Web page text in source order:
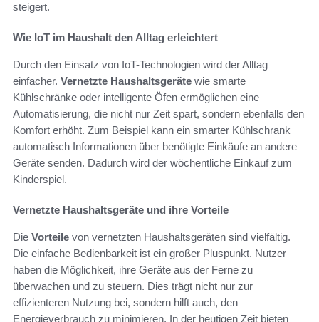
steigert.
Wie IoT im Haushalt den Alltag erleichtert
Durch den Einsatz von IoT-Technologien wird der Alltag
einfacher. Vernetzte Haushaltsgeräte wie smarte
Kühlschränke oder intelligente Öfen ermöglichen eine
Automatisierung, die nicht nur Zeit spart, sondern ebenfalls den
Komfort erhöht. Zum Beispiel kann ein smarter Kühlschrank
automatisch Informationen über benötigte Einkäufe an andere
Geräte senden. Dadurch wird der wöchentliche Einkauf zum
Kinderspiel.
Vernetzte Haushaltsgeräte und ihre Vorteile
Die Vorteile von vernetzten Haushaltsgeräten sind vielfältig.
Die einfache Bedienbarkeit ist ein großer Pluspunkt. Nutzer
haben die Möglichkeit, ihre Geräte aus der Ferne zu
überwachen und zu steuern. Dies trägt nicht nur zur
effizienteren Nutzung bei, sondern hilft auch, den
Energieverbrauch zu minimieren. In der heutigen Zeit bieten